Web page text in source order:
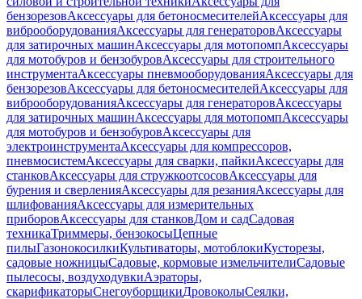
бензорезовАксессуары для бетоносмесителейАксессуары для
виброоборудованияАксессуары для генераторовАксессуары
для затирочных машинАксессуары для мотопомпАксессуары
для мотобуров и бензобуровАксессуары для строительного
инструментаАксессуары пневмооборудованияАксессуары для
бензорезовАксессуары для бетоносмесителейАксессуары для
виброоборудованияАксессуары для генераторовАксессуары
для затирочных машинАксессуары для мотопомпАксессуары
для мотобуров и бензобуровАксессуары для
электроинструментаАксессуары для компрессоров,
пневмосистемАксессуары для сварки, пайкиАксессуары для
станковАксессуары для стружкоотсосовАксессуары для
бурения и сверленияАксессуары для резанияАксессуары для
шлифованияАксессуары для измерительных
приборовАксессуары для станковДом и садСадовая
техникаТриммеры, бензокосыЦепные
пилыГазонокосилкиКультиваторы, мотоблокиКусторезы,
садовые ножницыСадовые, кормовые измельчителиСадовые
пылесосы, воздуходувкиАэраторы,
скарификаторыСнегоуборщикиДровоколыСеялки,